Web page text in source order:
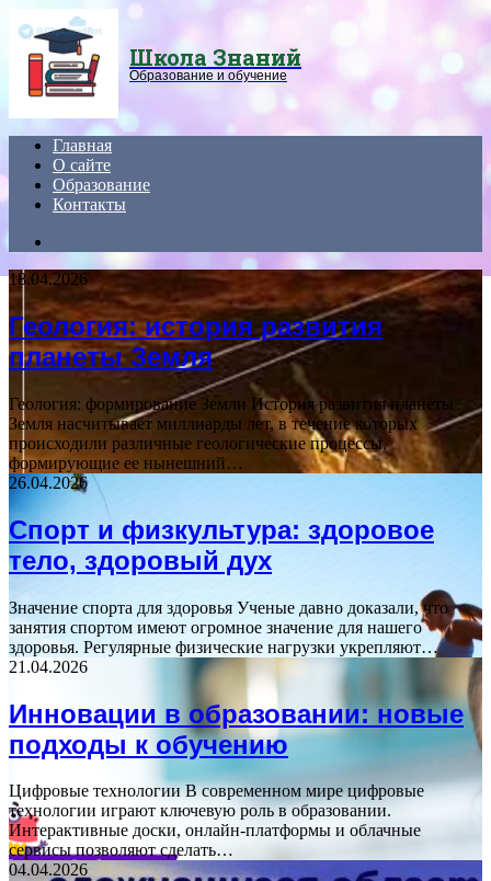
Школа Знаний
Образование и обучение
Главная
О сайте
Образование
Контакты
18.04.2026
Геология: история развития
планеты Земля
Геология: формирование Земли История развития планеты
Земля насчитывает миллиарды лет, в течение которых
происходили различные геологические процессы,
формирующие ее нынешний…
26.04.2026
Спорт и физкультура: здоровое
тело, здоровый дух
Значение спорта для здоровья Ученые давно доказали, что
занятия спортом имеют огромное значение для нашего
здоровья. Регулярные физические нагрузки укрепляют…
21.04.2026
Инновации в образовании: новые
подходы к обучению
Цифровые технологии В современном мире цифровые
технологии играют ключевую роль в образовании.
Интерактивные доски, онлайн-платформы и облачные
сервисы позволяют сделать…
04.04.2026